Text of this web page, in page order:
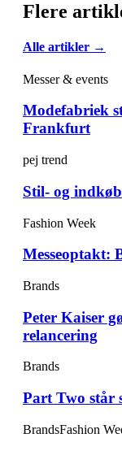
Flere
Alle artikler →
Messer & events
Modefabriek
Frankfurt
pej trend
Stil- og
Fashion Week
Messeoptakt:
Brands
Peter Kaiser
relancering
Brands
Part Two står
BrandsFashion